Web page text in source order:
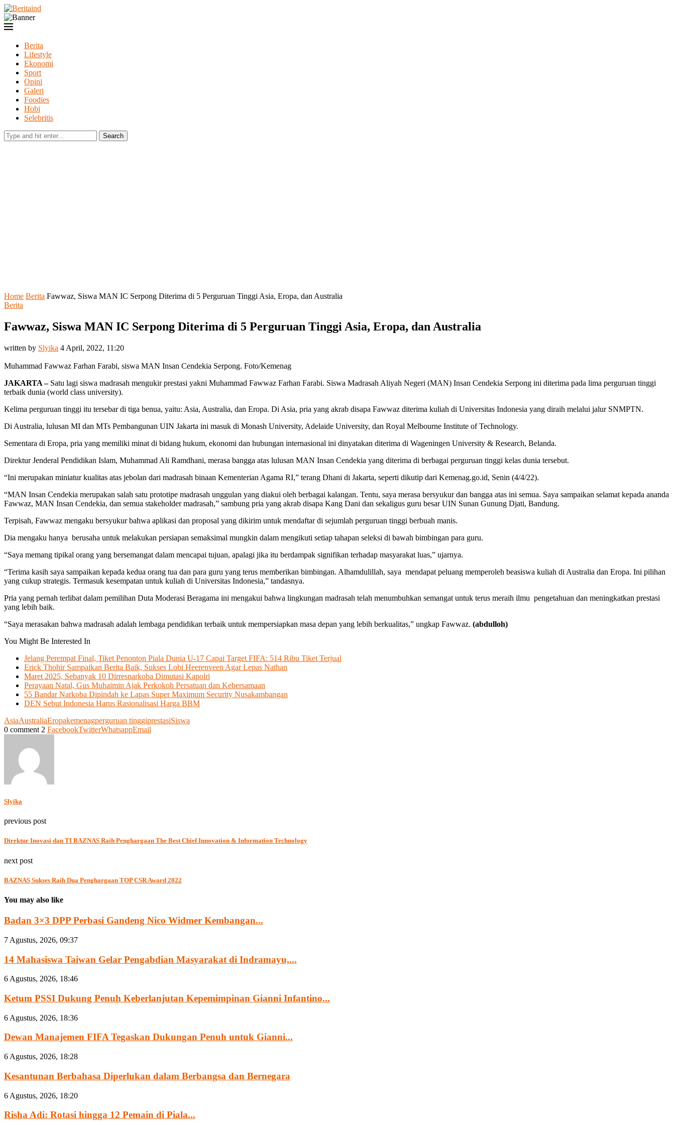
Berita
Lifestyle
Ekonomi
Sport
Opini
Galeri
Foodies
Hobi
Selebritis
Search
Home Berita Fawwaz, Siswa MAN IC Serpong Diterima di 5 Perguruan Tinggi Asia, Eropa, dan Australia
Berita
Fawwaz, Siswa MAN IC Serpong Diterima di 5 Perguruan Tinggi Asia, Eropa, dan Australia
written by Slyika 4 April, 2022, 11:20
Muhammad Fawwaz Farhan Farabi, siswa MAN Insan Cendekia Serpong. Foto/Kemenag
JAKARTA –Satu lagi siswa madrasah mengukir prestasi yakni Muhammad Fawwaz Farhan Farabi. Siswa Madrasah Aliyah Negeri (MAN) Insan Cendekia Serpong ini diterima pada lima perguruan tinggi
terbaik dunia (world class university).
Kelima perguruan tinggi itu tersebar di tiga benua, yaitu: Asia, Australia, dan Eropa. Di Asia, pria yang akrab disapa Fawwaz diterima kuliah di Universitas Indonesia yang diraih melalui jalur SNMPTN.
Di Australia, lulusan MI dan MTs Pembangunan UIN Jakarta ini masuk di Monash University, Adelaide University, dan Royal Melbourne Institute of Technology.
Sementara di Eropa, pria yang memiliki minat di bidang hukum, ekonomi dan hubungan internasional ini dinyatakan diterima di Wageningen University & Research, Belanda.
Direktur Jenderal Pendidikan Islam, Muhammad Ali Ramdhani, merasa bangga atas lulusan MAN Insan Cendekia yang diterima di berbagai perguruan tinggi kelas dunia tersebut.
“Ini merupakan miniatur kualitas atas jebolan dari madrasah binaan Kementerian Agama RI,” terang Dhani di Jakarta, seperti dikutip dari Kemenag.go.id, Senin (4/4/22).
“MAN Insan Cendekia merupakan salah satu prototipe madrasah unggulan yang diakui oleh berbagai kalangan. Tentu, saya merasa bersyukur dan bangga atas ini semua. Saya sampaikan selamat kepada ananda
Fawwaz, MAN Insan Cendekia, dan semua stakeholder madrasah,” sambung pria yang akrab disapa Kang Dani dan sekaligus guru besar UIN Sunan Gunung Djati, Bandung.
Terpisah, Fawwaz mengaku bersyukur bahwa aplikasi dan proposal yang dikirim untuk mendaftar di sejumlah perguruan tinggi berbuah manis.
Dia mengaku hanya berusaha untuk melakukan persiapan semaksimal mungkin dalam mengikuti setiap tahapan seleksi di bawah bimbingan para guru.
“Saya memang tipikal orang yang bersemangat dalam mencapai tujuan, apalagi jika itu berdampak signifikan terhadap masyarakat luas,” ujarnya.
“Terima kasih saya sampaikan kepada kedua orang tua dan para guru yang terus memberikan bimbingan. Alhamdulillah, saya mendapat peluang memperoleh beasiswa kuliah di Australia dan Eropa. Ini pilihan
yang cukup strategis. Termasuk kesempatan untuk kuliah di Universitas Indonesia,” tandasnya.
Pria yang pernah terlibat dalam pemilihan Duta Moderasi Beragama ini mengakui bahwa lingkungan madrasah telah menumbuhkan semangat untuk terus meraih ilmu pengetahuan dan meningkatkan prestasi
yang lebih baik.
“Saya merasakan bahwa madrasah adalah lembaga pendidikan terbaik untuk mempersiapkan masa depan yang lebih berkualitas,” ungkap Fawwaz. (abdulloh)
You Might Be Interested In
Jelang Perempat Final, Tiket Penonton Piala Dunia U-17 Capai Target FIFA: 514 Ribu Tiket Terjual
Erick Thohir Sampaikan Berita Baik, Sukses Lobi Heerenveen Agar Lepas Nathan
Maret 2025, Sebanyak 10 Dirresnarkoba Dimutasi Kapolri
Perayaan Natal, Gus Muhaimin Ajak Perkokoh Persatuan dan Kebersamaan
55 Bandar Narkoba Dipindah ke Lapas Super Maximum Security Nusakambangan
DEN Sebut Indonesia Harus Rasionalisasi Harga BBM
AsiaAustraliaEropakemenagperguruan tinggiprestasiSiswa
0 comment 2 FacebookTwitterWhatsappEmail
Slyika
previous post
Direktur Inovasi dan TI BAZNAS Raih Penghargaan The Best Chief Innovation & Information Technology
next post
BAZNAS Sukses Raih Dua Penghargaan TOP CSR Award 2022
You may also like
Badan 3×3 DPP Perbasi Gandeng Nico Widmer Kembangan...
7 Agustus, 2026, 09:37
14 Mahasiswa Taiwan Gelar Pengabdian Masyarakat di Indramayu,...
6 Agustus, 2026, 18:46
Ketum PSSI Dukung Penuh Keberlanjutan Kepemimpinan Gianni Infantino...
6 Agustus, 2026, 18:36
Dewan Manajemen FIFA Tegaskan Dukungan Penuh untuk Gianni...
6 Agustus, 2026, 18:28
Kesantunan Berbahasa Diperlukan dalam Berbangsa dan Bernegara
6 Agustus, 2026, 18:20
Risha Adi: Rotasi hingga 12 Pemain di Piala...